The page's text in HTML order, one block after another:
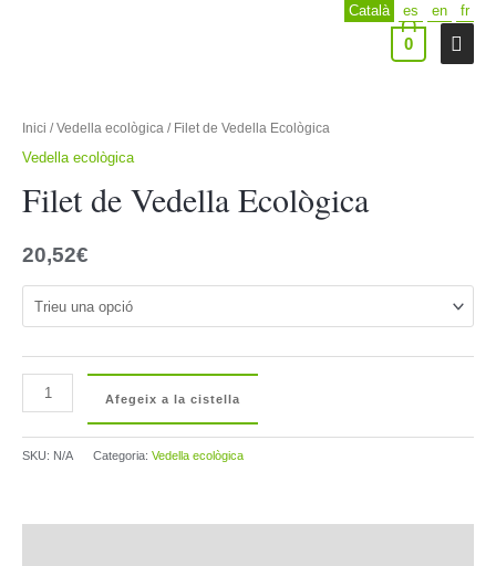
0
Català es en fr
Inici /Vedella ecològica / Filet de Vedella Ecològica
Vedella ecològica
Filet de Vedella Ecològica
20,52€
quantitat
de
Filet
de
Afegeix a la cistella
SKU: N/A Categoria: Vedella ecològica